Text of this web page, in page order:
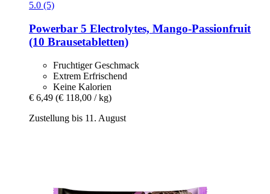
5.0 (5)
Powerbar 5 Electrolytes, Mango-​Passionfruit
(10 Brausetabletten)
Fruchtiger Geschmack
Extrem Erfrischend
Keine Kalorien
€ 6,49 (€ 118,00 / kg)
Zustellung bis 11. August